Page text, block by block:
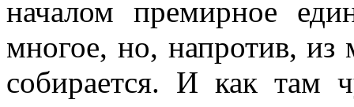
началом премирное
многое, но, напротив, из
собирается. И как там